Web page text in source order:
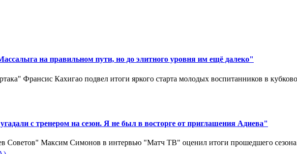
на правильном пути, но до элитного уровня им ещё далеко"
Франсис Кахигао подвел итоги яркого старта молодых воспитанников в
с тренером на сезон. Я не был в восторге от приглашения Адиева"
Советов" Максим Симонов в интервью "Матч ТВ" оценил итоги прошедшего сезона